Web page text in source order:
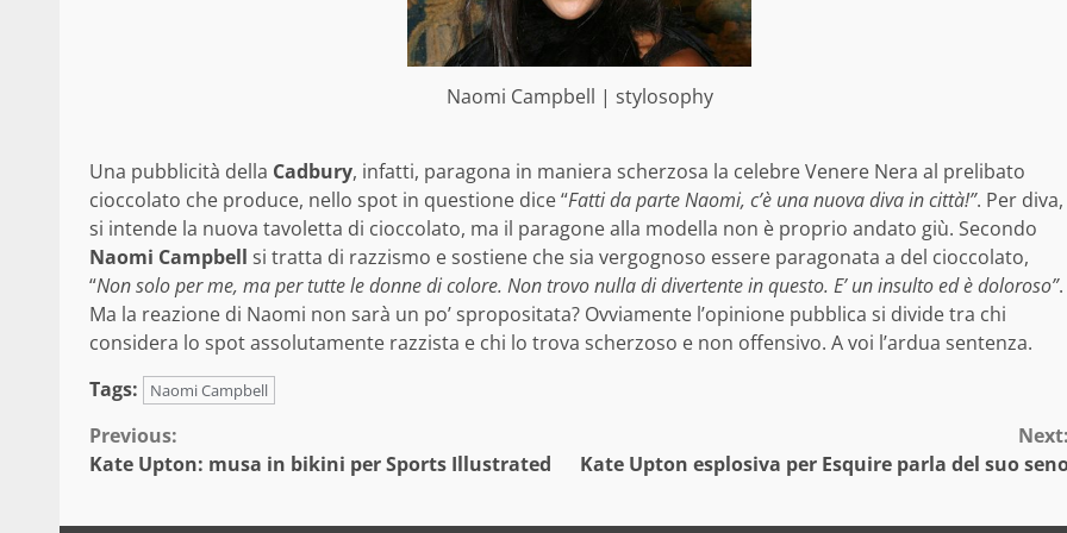
Naomi Campbell | stylosophy
Una pubblicità della Cadbury, infatti, paragona in maniera scherzosa la celebre Venere Nera al prelibato
cioccolato che produce, nello spot in questione dice “Fatti da parte Naomi, c’è una nuova diva in città!”. Per diva,
si intende la nuova tavoletta di cioccolato, ma il paragone alla modella non è proprio andato giù. Secondo
Naomi Campbell si tratta di razzismo e sostiene che sia vergognoso essere paragonata a del cioccolato,
“Non solo per me, ma per tutte le donne di colore. Non trovo nulla di divertente in questo. E’ un insulto ed è doloroso”.
Ma la reazione di Naomi non sarà un po’ spropositata? Ovviamente l’opinione pubblica si divide tra chi
considera lo spot assolutamente razzista e chi lo trova scherzoso e non offensivo. A voi l’ardua sentenza.
Tags:
Naomi Campbell
Continue
Reading
Previous:
Kate Upton: musa in bikini per Sports Illustrated
Kate Upton esplosiva per Esquire parla del suo